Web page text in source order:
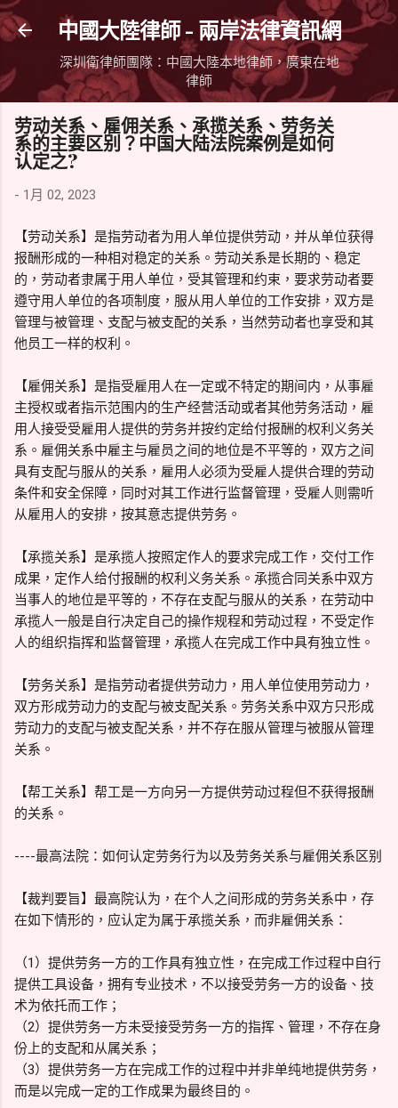
跳到主要內容
中國大陸律師 - 兩岸法律資訊網
深圳衛律師團隊：中國大陸本地律師，廣東在地
律師
劳动关系、雇佣关系、承揽关系、劳务关
系的主要区别？中国大陆法院案例是如何
认定之?
- 1月 02, 2023
【劳动关系】是指劳动者为用人单位提供劳动，并从单位获得
报酬形成的一种相对稳定的关系。劳动关系是长期的、稳定
的，劳动者隶属于用人单位，受其管理和约束，要求劳动者要
遵守用人单位的各项制度，服从用人单位的工作安排，双方是
管理与被管理、支配与被支配的关系，当然劳动者也享受和其
他员工一样的权利。
【雇佣关系】是指受雇用人在一定或不特定的期间内，从事雇
主授权或者指示范围内的生产经营活动或者其他劳务活动，雇
用人接受受雇用人提供的劳务并按约定给付报酬的权利义务关
系。雇佣关系中雇主与雇员之间的地位是不平等的，双方之间
具有支配与服从的关系，雇用人必须为受雇人提供合理的劳动
条件和安全保障，同时对其工作进行监督管理，受雇人则需听
从雇用人的安排，按其意志提供劳务。
【承揽关系】是承揽人按照定作人的要求完成工作，交付工作
成果，定作人给付报酬的权利义务关系。承揽合同关系中双方
当事人的地位是平等的，不存在支配与服从的关系，在劳动中
承揽人一般是自行决定自己的操作规程和劳动过程，不受定作
人的组织指挥和监督管理，承揽人在完成工作中具有独立性。
【劳务关系】是指劳动者提供劳动力，用人单位使用劳动力，
双方形成劳动力的支配与被支配关系。劳务关系中双方只形成
劳动力的支配与被支配关系，并不存在服从管理与被服从管理
关系。
【帮工关系】帮工是一方向另一方提供劳动过程但不获得报酬
的关系。
----最高法院：如何认定劳务行为以及劳务关系与雇佣关系区别
【裁判要旨】最高院认为，在个人之间形成的劳务关系中，存
在如下情形的，应认定为属于承揽关系，而非雇佣关系：
（1）提供劳务一方的工作具有独立性，在完成工作过程中自行
提供工具设备，拥有专业技术，不以接受劳务一方的设备、技
术为依托而工作；
（2）提供劳务一方未受接受劳务一方的指挥、管理，不存在身
份上的支配和从属关系；
（3）提供劳务一方在完成工作的过程中并非单纯地提供劳务，
而是以完成一定的工作成果为最终目的。